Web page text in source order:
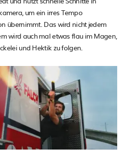
um ein irres Tempo
übernimmt. Das wird nicht jedem
wird auch mal etwas flau im Magen,
und Hektik zu folgen.